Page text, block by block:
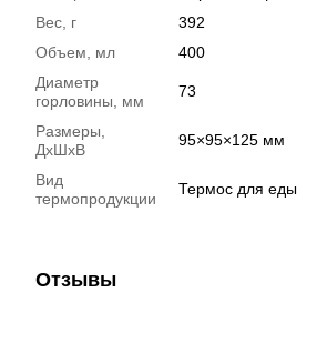
Вес, г
392
Объем, мл
400
Диаметр
горловины, мм
73
Размеры,
ДхШхВ
95×95×125 мм
Вид
термопродукции
Термос для еды
Отзывы